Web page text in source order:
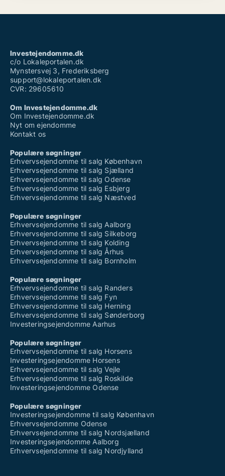
Investejendomme.dk
c/o Lokaleportalen.dk
Mynstersvej 3, Frederiksberg
support@lokaleportalen.dk
CVR: 29605610
Om Investejendomme.dk
Om Investejendomme.dk
Nyt om ejendomme
Kontakt os
Populære søgninger
Erhvervsejendomme til salg København
Erhvervsejendomme til salg Sjælland
Erhvervsejendomme til salg Odense
Erhvervsejendomme til salg Esbjerg
Erhvervsejendomme til salg Næstved
Populære søgninger
Erhvervsejendomme til salg Aalborg
Erhvervsejendomme til salg Silkeborg
Erhvervsejendomme til salg Kolding
Erhvervsejendomme til salg Århus
Erhvervsejendomme til salg Bornholm
Populære søgninger
Erhvervsejendomme til salg Randers
Erhvervsejendomme til salg Fyn
Erhvervsejendomme til salg Herning
Erhvervsejendomme til salg Sønderborg
Investeringsejendomme Aarhus
Populære søgninger
Erhvervsejendomme til salg Horsens
Investeringsejendomme Horsens
Erhvervsejendomme til salg Vejle
Erhvervsejendomme til salg Roskilde
Investeringsejendomme Odense
Populære søgninger
Investeringsejendomme til salg København
Erhvervsejendomme Odense
Erhvervsejendomme til salg Nordsjælland
Investeringsejendomme Aalborg
Erhvervsejendomme til salg Nordjylland